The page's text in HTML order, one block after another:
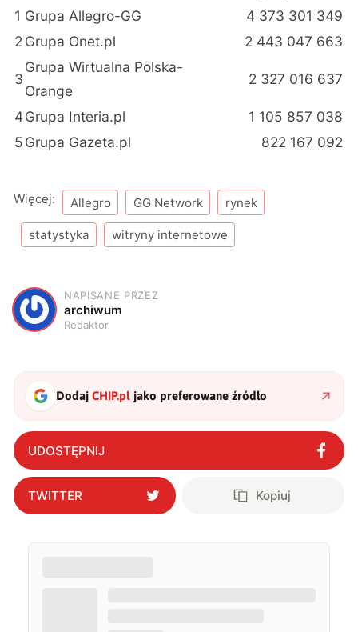
1 Grupa Allegro-GG
4 373 301 349
2 Grupa Onet.pl 2 443 047 663
3
Grupa Wirtualna Polska-
Orange
2 327 016 637
4Grupa Interia.pl
1 105 857 038
5Grupa Gazeta.pl 822 167 092
Więcej: Allegro GG Network rynek
statystyka witryny internetowe
A
NAPISANE PRZEZ
archiwum
Redaktor
DodajCHIP.pl jako preferowane źródło
UDOSTĘPNIJ
TWITTER Kopiuj